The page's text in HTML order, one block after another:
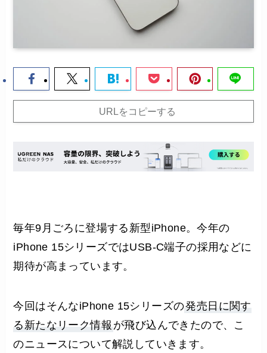
URLをコピーする
毎年9月ごろに登場する新型iPhone。今年の
iPhone 15シリーズではUSB-C端子の採用などに
期待が高まっています。
今回はそんなiPhone 15シリーズの発売日に関す
る新たなリーク情報 が飛び込んできたので、こ
のニュースについて解説していきます。